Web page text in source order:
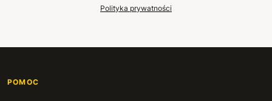
Polityka prywatności
POMOC